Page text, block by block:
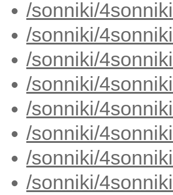
/sonniki/
/sonniki/
/sonniki/
/sonniki/
/sonniki/
/sonniki/
/sonniki/
/sonniki/